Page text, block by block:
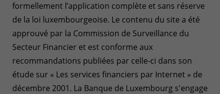
formellement l’application complète et sans réserve
de la loi luxembourgeoise. Le contenu du site a été
approuvé par la Commission de Surveillance du
Secteur Financier et est conforme aux
recommandations publiées par celle-ci dans son
étude sur « Les services financiers par Internet » de
décembre 2001. La Banque de Luxembourg s'engage